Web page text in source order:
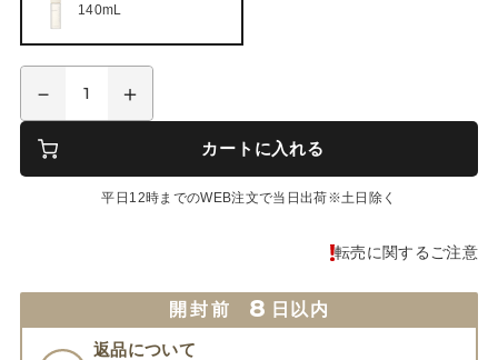
140mL
カートに入れる
平日12時までのWEB注文で当日出荷※土日除く
転売に関するご注意
開封前 8 日以内
返品について